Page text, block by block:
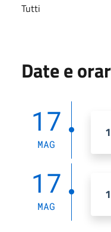
Tutti
Date e
17
MAG
17
MAG